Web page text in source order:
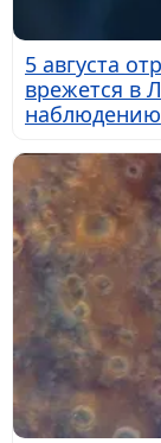
5 августа
врежется в
наблюдению